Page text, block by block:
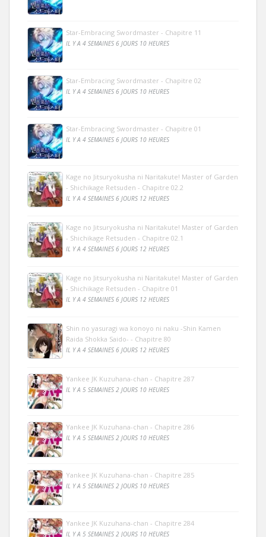
Star-Embracing Swordmaster - Chapitre 11
IL Y A 4 SEMAINES 6 JOURS 10 HEURES
Star-Embracing Swordmaster - Chapitre 02
IL Y A 4 SEMAINES 6 JOURS 10 HEURES
Star-Embracing Swordmaster - Chapitre 01
IL Y A 4 SEMAINES 6 JOURS 10 HEURES
Kage no Jitsuryokusha ni Naritakute! Master of Garden
- Shichikage Retsuden - Chapitre 02.2
IL Y A 4 SEMAINES 6 JOURS 12 HEURES
Kage no Jitsuryokusha ni Naritakute! Master of Garden
- Shichikage Retsuden - Chapitre 02.1
IL Y A 4 SEMAINES 6 JOURS 12 HEURES
Kage no Jitsuryokusha ni Naritakute! Master of Garden
- Shichikage Retsuden - Chapitre 01
IL Y A 4 SEMAINES 6 JOURS 12 HEURES
Shin no yasuragi wa konoyo ni naku -Shin Kamen
Raida Shokka Saido- - Chapitre 80
IL Y A 4 SEMAINES 6 JOURS 12 HEURES
Yankee JK Kuzuhana-chan - Chapitre 287
IL Y A 5 SEMAINES 2 JOURS 10 HEURES
Yankee JK Kuzuhana-chan - Chapitre 286
IL Y A 5 SEMAINES 2 JOURS 10 HEURES
Yankee JK Kuzuhana-chan - Chapitre 285
IL Y A 5 SEMAINES 2 JOURS 10 HEURES
Yankee JK Kuzuhana-chan - Chapitre 284
IL Y A 5 SEMAINES 2 JOURS 10 HEURES